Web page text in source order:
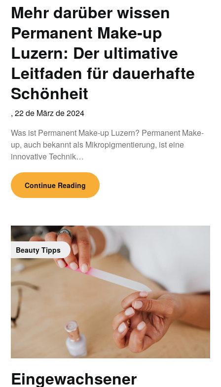
Mehr darüber wissen
Permanent Make-up
Luzern: Der ultimative
Leitfaden für dauerhafte
Schönheit
,22 de März de 2024
Was ist Permanent Make-up Luzern? Permanent Make-
up, auch bekannt als Mikropigmentierung, ist eine
innovative Technik…
Continue Reading
Beauty Tipps
Eingewachsener